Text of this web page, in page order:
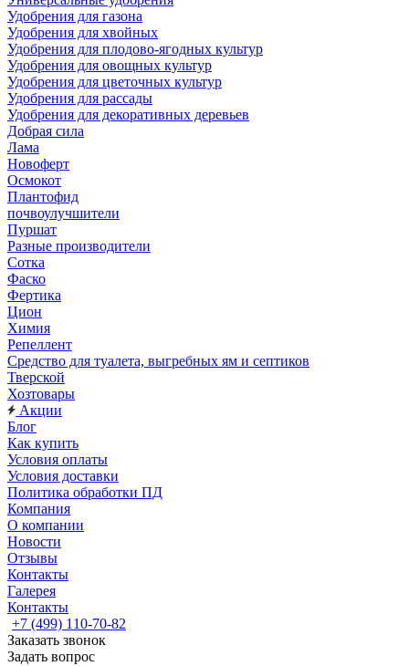
Удобрения для газона
Удобрения для хвойных
Удобрения для плодово-ягодных культур
Удобрения для овощных культур
Удобрения для цветочных культур
Удобрения для рассады
Удобрения для декоративных деревьев
Добрая сила
Лама
Новоферт
Осмокот
Плантофид
почвоулучшители
Пуршат
Разные производители
Сотка
Фаско
Фертика
Цион
Химия
Репеллент
Средство для туалета, выгребных ям и септиков
Тверской
Хозтовары
Акции
Блог
Как купить
Условия оплаты
Условия доставки
Политика обработки ПД
Компания
О компании
Новости
Отзывы
Контакты
Галерея
Контакты
+7 (499) 110-70-82
Заказать звонок
Задать вопрос